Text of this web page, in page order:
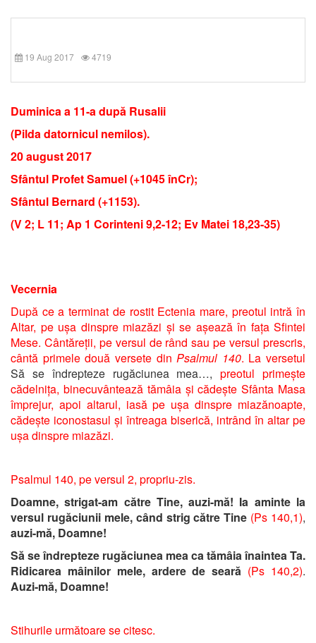
19 Aug 2017 4719
Duminica a 11-a după Rusalii
(Pilda datornicul nemilos).
20 august 2017
Sfântul Profet Samuel (+1045 înCr);
Sfântul Bernard (+1153).
(V 2; L 11; Ap 1 Corinteni 9,2-12; Ev Matei 18,23-35)
Vecernia
După ce a terminat de rostit Ectenia mare, preotul intră în
Altar, pe ușa dinspre miazăzi și se așează în fața Sfintei
Mese. Cântăreții, pe versul de rând sau pe versul prescris,
cântă primele două versete din Psalmul 140. La versetul
Să se îndrepteze rugăciunea mea…, preotul primește
cădelnița, binecuvântează tămâia și cădește Sfânta Masa
împrejur, apoi altarul, iasă pe ușa dinspre miazănoapte,
cădește iconostasul și întreaga biserică, intrând în altar pe
ușa dinspre miazăzi.
Psalmul 140, pe versul 2, propriu-zis.
Doamne, strigat-am către Tine, auzi-mă! Ia aminte la
versul rugăciunii mele, când strig către Tine (Ps 140,1),
auzi-mă, Doamne!
Să se îndrepteze rugăciunea mea ca tămâia înaintea Ta.
Ridicarea mâinilor mele, ardere de seară (Ps 140,2).
Auzi-mă, Doamne!
Stihurile următoare se citesc.